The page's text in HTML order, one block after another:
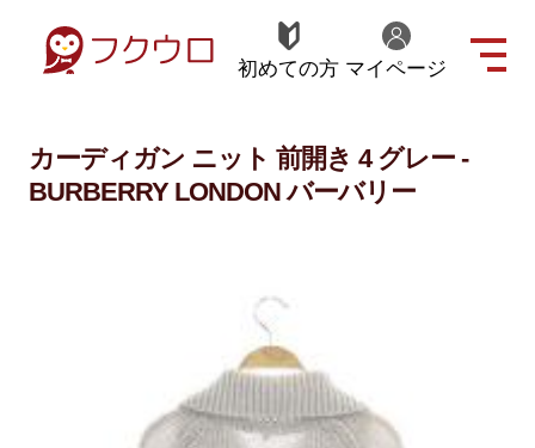
初めての方 マイページ
カーディガン ニット 前開き 4 グレー -
BURBERRY LONDON バーバリー